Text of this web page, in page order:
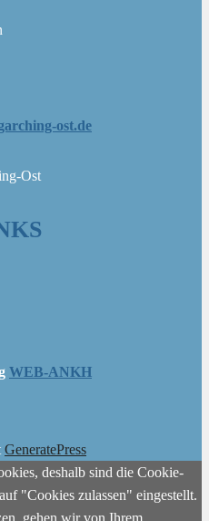
ost.de
WEB-ANKH
GeneratePress
deshalb sind die Cookie-
"Cookies zulassen" eingestellt.
gehen wir von Ihrem